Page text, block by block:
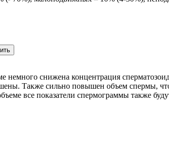
немного снижена концентрация
Также сильно повышен объем спермы,
все показатели спермограммы также